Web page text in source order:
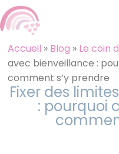
Accueil » Blog » Le coin
avec bienveillance :
comment s’y prendre
Fixer des
: pourquoi